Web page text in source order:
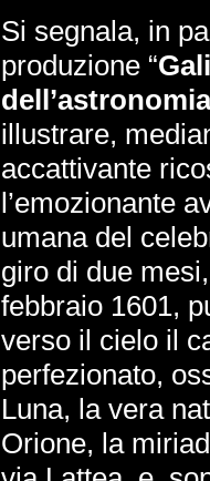
Si segnala, in
produzione “
illustrare,
accattivante
l’emozionante
umana del
giro di due
febbraio 1601,
verso il cielo il
perfezionato,
Luna, la vera
Orione, la